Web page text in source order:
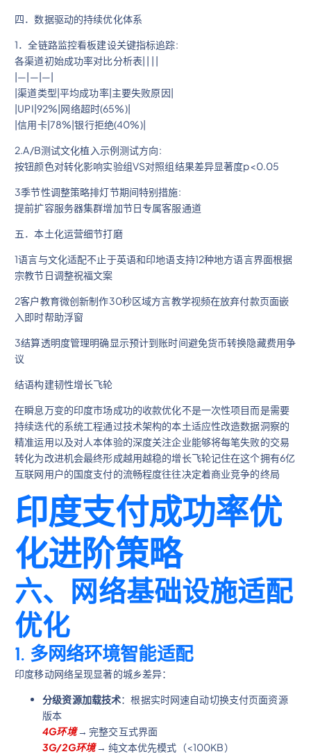
四．数据驱动的持续优化体系
1．全链路监控看板建设关键指标追踪:
各渠道初始成功率对比分析表| | | |
|—|—|—|
|渠道类型|平均成功率|主要失败原因|
|UPI|92%|网络超时(65%)|
|信用卡|78%|银行拒绝(40%)|
2.A/B测试文化植入示例测试方向:
按钮颜色对转化影响实验组VS对照组结果差异显著度p<0.05
3季节性调整策略排灯节期间特别措施:
提前扩容服务器集群增加节日专属客服通道
五．本土化运营细节打磨
1语言与文化适配不止于英语和印地语支持12种地方语言界面根据
宗教节日调整祝福文案
2客户教育微创新制作30秒区域方言教学视频在放弃付款页面嵌
入即时帮助浮窗
3结算透明度管理明确显示预计到账时间避免货币转换隐藏费用争
议
结语构建韧性增长飞轮
在瞬息万变的印度市场成功的收款优化不是一次性项目而是需要
持续迭代的系统工程通过技术架构的本土适应性改造数据洞察的
精准运用以及对人本体验的深度关注企业能够将每笔失败的交易
转化为改进机会最终形成越用越稳的增长飞轮记住在这个拥有6亿
互联网用户的国度支付的流畅程度往往决定着商业竞争的终局
印度支付成功率优
化进阶策略
六、网络基础设施适配
优化
1. 多网络环境智能适配
印度移动网络呈现显著的城乡差异：
分级资源加载技术：根据实时网速自动切换支付页面资源
版本
4G环境→ 完整交互式界面
3G/2G环境→ 纯文本优先模式（<100KB）